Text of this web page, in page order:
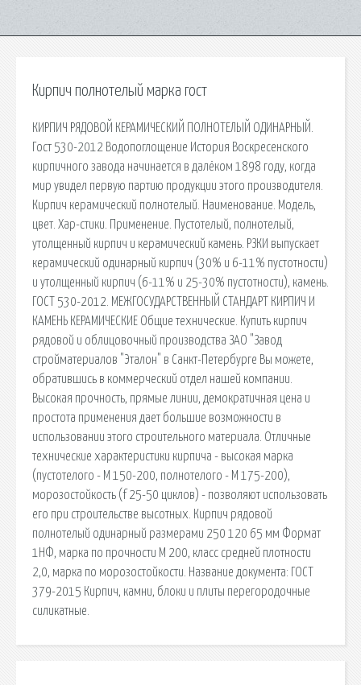
Кирпич полнотелый марка гост
КИРПИЧ РЯДОВОЙ КЕРАМИЧЕСКИЙ ПОЛНОТЕЛЫЙ ОДИНАРНЫЙ.
Гост 530-2012 Водопоглощение История Воскресенского
кирпичного завода начинается в далёком 1898 году, когда
мир увидел первую партию продукции этого производителя.
Кирпич керамический полнотелый. Наименование. Модель,
цвет. Хар-стики. Применение. Пустотелый, полнотелый,
утолщенный кирпич и керамический камень. РЗКИ выпускает
керамический одинарный кирпич (30% и 6-11% пустотности)
и утолщенный кирпич (6-11% и 25-30% пустотности), камень.
ГОСТ 530-2012. МЕЖГОСУДАРСТВЕННЫЙ СТАНДАРТ КИРПИЧ И
КАМЕНЬ КЕРАМИЧЕСКИЕ Общие технические. Купить кирпич
рядовой и облицовочный производства ЗАО "Завод
стройматериалов "Эталон" в Санкт-Петербурге Вы можете,
обратившись в коммерческий отдел нашей компании.
Высокая прочность, прямые линии, демократичная цена и
простота применения дает большие возможности в
использовании этого строительного материала. Отличные
технические характеристики кирпича - высокая марка
(пустотелого - М 150-200, полнотелого - М 175-200),
морозостойкость (f 25-50 циклов) - позволяют использовать
его при строительстве высотных. Кирпич рядовой
полнотелый одинарный размерами 250 120 65 мм Формат
1НФ, марка по прочности М 200, класс средней плотности
2,0, марка по морозостойкости. Название документа: ГОСТ
379-2015 Кирпич, камни, блоки и плиты перегородочные
силикатные.